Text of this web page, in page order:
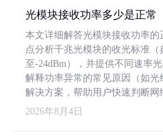
光模块接收功率多少是正常
本文详细解答光模块接收功率
点分析千兆光模块的收光标准（
至-24dBm），并提供不同速率
解释功率异常的常见原因（如光
解决方案，帮助用户快速判断网
2026年8月4日